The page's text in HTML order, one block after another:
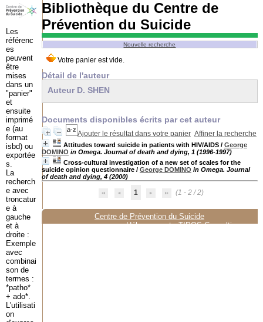
Bibliothèque du Centre de
Prévention du Suicide
Nouvelle recherche
Détail de l'auteur
Auteur D. SHEN
Documents disponibles écrits par cet auteur
Ajouter le résultat dans votre panier Affiner la recherche
Attitudes toward suicide in patients with HIV/AIDS/ George
DOMINO in Omega. Journal of death and dying, 1 (1996-1997)
Cross-cultural investigation of a new set of scales for the
suicide opinion questionnaire/ George DOMINO in Omega. Journal
of death and dying, 4 (2000)
1 (1 - 2 / 2)
Centre de Prévention du Suicide
Hébergement :TIPOS Consulting
Les
référenc
es
peuvent
être
mises
dans un
"panier"
et
ensuite
imprimé
e (au
format
isbd) ou
exportée
s.
La
recherch
e avec
troncatur
e à
gauche
et à
droite :
Exemple
avec
combinai
son de
termes :
*patho*
+ ado*.
L'utilisati
on